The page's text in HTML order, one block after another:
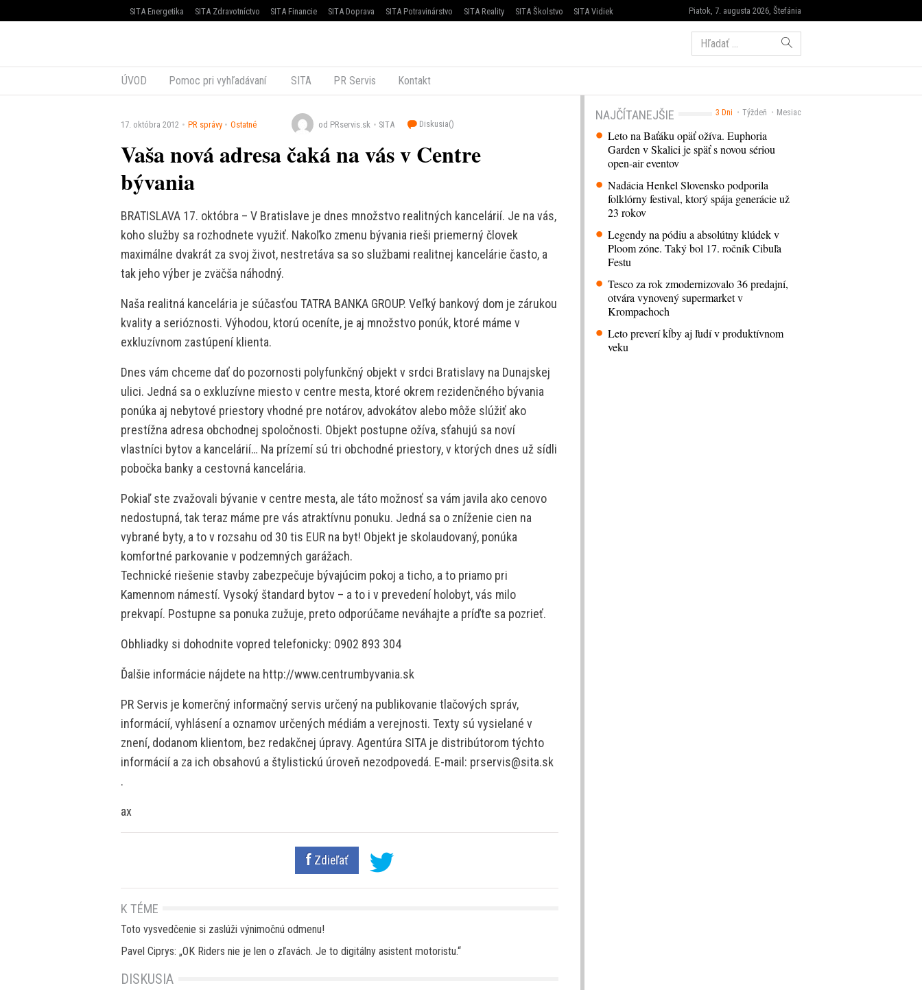
Piatok, 7. augusta 2026, Štefánia
SITA Energetika SITA Zdravotníctvo SITA Financie SITA Doprava SITA Potravinárstvo SITA Reality SITA Školstvo SITA Vidiek
Hľadať:
ÚVOD Pomoc pri vyhľadávaní SITA PR Servis Kontakt
17. októbra 2012 PR správy Ostatné od PRservis.sk SITA Diskusia()
Vaša nová adresa čaká na vás v Centre
bývania
BRATISLAVA 17. októbra – V Bratislave je dnes množstvo realitných kancelárií. Je na vás,
koho služby sa rozhodnete využiť. Nakoľko zmenu bývania rieši priemerný človek
maximálne dvakrát za svoj život, nestretáva sa so službami realitnej kancelárie často, a
tak jeho výber je zväčša náhodný.
Naša realitná kancelária je súčasťou TATRA BANKA GROUP. Veľký bankový dom je zárukou
kvality a serióznosti. Výhodou, ktorú oceníte, je aj množstvo ponúk, ktoré máme v
exkluzívnom zastúpení klienta.
Dnes vám chceme dať do pozornosti polyfunkčný objekt v srdci Bratislavy na Dunajskej
ulici. Jedná sa o exkluzívne miesto v centre mesta, ktoré okrem rezidenčného bývania
ponúka aj nebytové priestory vhodné pre notárov, advokátov alebo môže slúžiť ako
prestížna adresa obchodnej spoločnosti. Objekt postupne ožíva, sťahujú sa noví
vlastníci bytov a kancelárií… Na prízemí sú tri obchodné priestory, v ktorých dnes už sídli
pobočka banky a cestovná kancelária.
Pokiaľ ste zvažovali bývanie v centre mesta, ale táto možnosť sa vám javila ako cenovo
nedostupná, tak teraz máme pre vás atraktívnu ponuku. Jedná sa o zníženie cien na
vybrané byty, a to v rozsahu od 30 tis EUR na byt! Objekt je skolaudovaný, ponúka
komfortné parkovanie v podzemných garážach.
Technické riešenie stavby zabezpečuje bývajúcim pokoj a ticho, a to priamo pri
Kamennom námestí. Vysoký štandard bytov – a to i v prevedení holobyt, vás milo
prekvapí. Postupne sa ponuka zužuje, preto odporúčame neváhajte a príďte sa pozrieť.
Obhliadky si dohodnite vopred telefonicky: 0902 893 304
Ďalšie informácie nájdete na http://www.centrumbyvania.sk
PR Servis je komerčný informačný servis určený na publikovanie tlačových správ,
informácií, vyhlásení a oznamov určených médiám a verejnosti. Texty sú vysielané v
znení, dodanom klientom, bez redakčnej úpravy. Agentúra SITA je distribútorom týchto
informácií a za ich obsahovú a štylistickú úroveň nezodpovedá. E-mail: prservis@sita.sk
.
ax
Zdieľať
3 Dni Týždeň Mesiac
NAJČÍTANEJŠIE
Leto na Baťáku opäť ožíva. Euphoria
Garden v Skalici je späť s novou sériou
open-air eventov
Nadácia Henkel Slovensko podporila
folklórny festival, ktorý spája generácie už
23 rokov
Legendy na pódiu a absolútny klúdek v
Ploom zóne. Taký bol 17. ročník Cibuľa
Festu
Tesco za rok zmodernizovalo 36 predajní,
otvára vynovený supermarket v
Krompachoch
Leto preverí kĺby aj ľudí v produktívnom
veku
K TÉME
Toto vysvedčenie si zaslúži výnimočnú odmenu!
Pavel Ciprys: „OK Riders nie je len o zľavách. Je to digitálny asistent motoristu.“
DISKUSIA